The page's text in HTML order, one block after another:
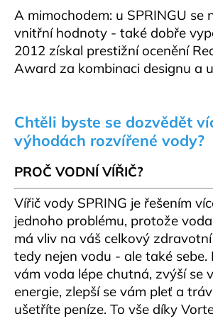
A mimochodem: u SPRINGU se
vnitřní hodnoty - také dobře
2012 získal prestižní ocenění
Award za kombinaci designu a
Chtěli byste se dozvědět
výhodách rozvířené vody?
PROČ VODNÍ VÍŘIČ?
Vířič vody SPRING je řešením
jednoho problému, protože
má vliv na váš celkový
tedy nejen vodu - ale také sebe.
vám voda lépe chutná, zvýší se
energie, zlepší se vám pleť a
ušetříte peníze. To vše díky